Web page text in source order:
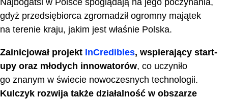
gdyż przedsiębiorca zgromadził ogromny majątek
na terenie kraju, jakim jest właśnie Polska.
Zainicjował projekt InCredibles, wspierający start-
upy oraz młodych innowatorów, co uczyniło
go znanym w świecie nowoczesnych technologii.
Kulczyk rozwija także działalność w obszarze